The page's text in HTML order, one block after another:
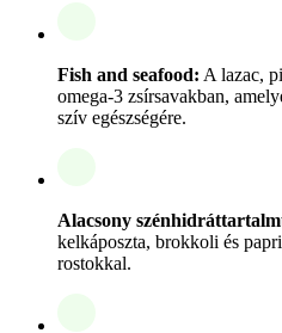
Fish and seafood: A lazac,
omega-3 zsírsavakban,
szív egészségére.
Alacsony
kelkáposzta, brokkoli és
rostokkal.